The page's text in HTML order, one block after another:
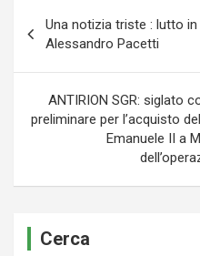
articoli
Una notizia triste : lutto
Alessandro Pacetti
ANTIRION SGR: siglato
preliminare per l’acquisto
Emanuele II a
Cerca